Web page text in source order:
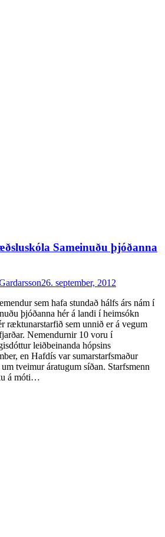
Sameinuðu þjóðanna
26. september, 2012
sem hafa stundað hálfs árs nám í
þjóðanna hér á landi í heimsókn
ræktunarstarfið sem unnið er á vegum
Nemendurnir 10 voru í
leiðbeinanda hópsins
en Hafdís var sumarstarfsmaður
tveimur áratugum síðan. Starfsmenn
á móti…